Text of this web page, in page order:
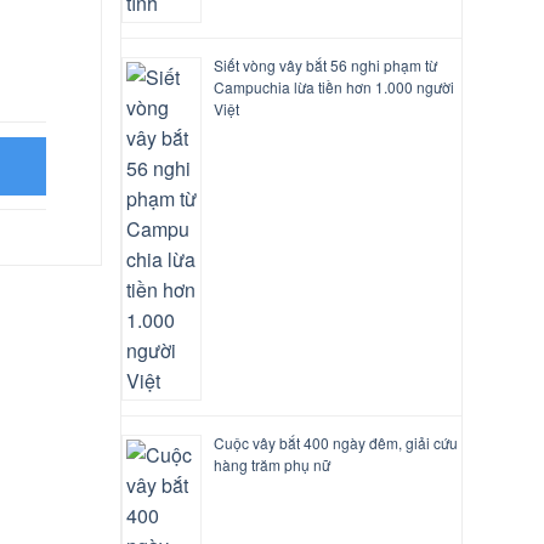
Siết vòng vây bắt 56 nghi phạm từ
Campuchia lừa tiền hơn 1.000 người
Việt
Cuộc vây bắt 400 ngày đêm, giải cứu
hàng trăm phụ nữ